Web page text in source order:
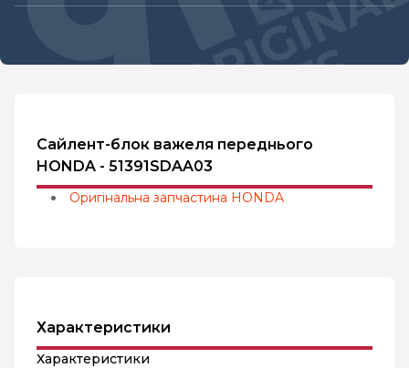
Сайлент-блок важеля переднього
HONDA - 51391SDAA03
Оригінальна запчастина HONDA
Характеристики
Характеристики